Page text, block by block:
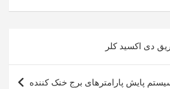
دی اکسید کلر
پایش پارامترهای برج خنک کننده